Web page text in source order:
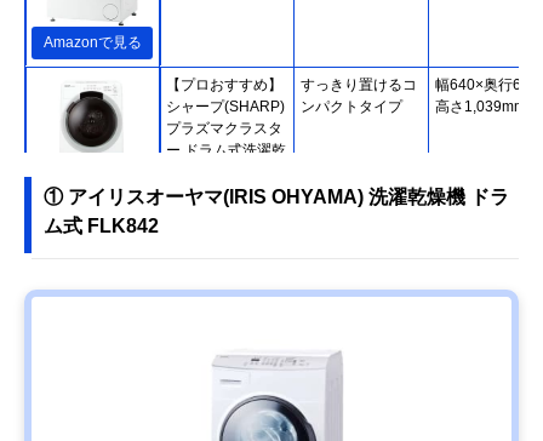
Amazonで見る
Amazonで見る
【プロおすすめ】
シャープ(SHARP)
プラズマクラスタ
ー ドラム式洗濯乾
すっきり置けるコ
ンパクトタイプ
幅640×奥行
高さ1,039mm
ラム式洗濯乾燥機
ドラム
水ホース含む）
① アイリスオーヤマ(IRIS OHYAMA) 洗濯乾燥機 ドラ
ム式 FLK842